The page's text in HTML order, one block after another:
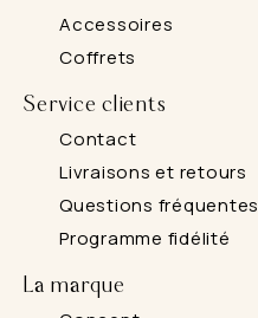
Accessoires
Coffrets
Service clients
Contact
Livraisons et retours
Questions fréquentes
Programme fidélité
La marque